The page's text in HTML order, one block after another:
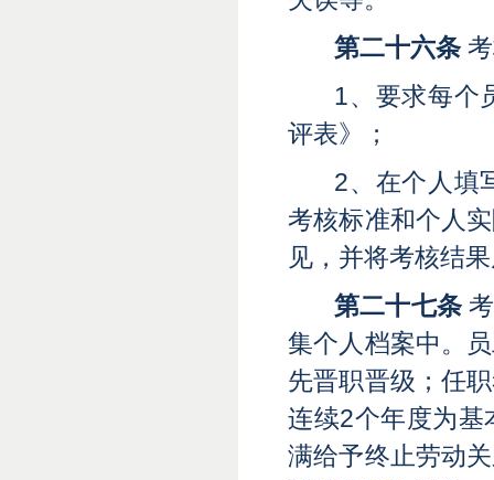
第二十六条
1、要求每个
评表》
；
2、在个人填
考核标准和个人
见，并将考核结
第二十七条
集个人档案中。
先晋职晋级；任
连续2个年度为基
满给予终止劳动